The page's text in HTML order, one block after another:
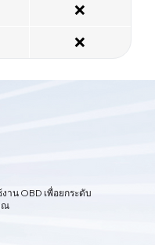
❌
❌
งคุณ
วร์อย่างลงตัว สามารถรับ
จจับปัญหาและให้การปกป้อง
น OBD เพื่อยกระดับ
ณ